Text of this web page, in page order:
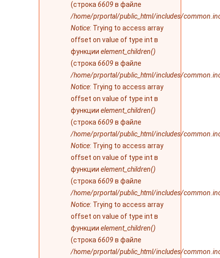
(строка 6609 в файле
/home/prportal/public_html/includes/
Notice: Trying to access array
offset on value of type int в
функции element_children()
(строка 6609 в файле
/home/prportal/public_html/includes/
Notice: Trying to access array
offset on value of type int в
функции element_children()
(строка 6609 в файле
/home/prportal/public_html/includes/
Notice: Trying to access array
offset on value of type int в
функции element_children()
(строка 6609 в файле
/home/prportal/public_html/includes/
Notice: Trying to access array
offset on value of type int в
функции element_children()
(строка 6609 в файле
/home/prportal/public_html/includes/